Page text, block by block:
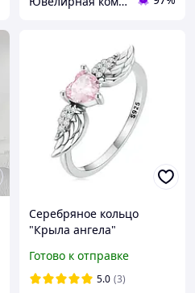
Серебряное кольцо
"Крыла ангела"
Готово к отправке
5.0 (3)